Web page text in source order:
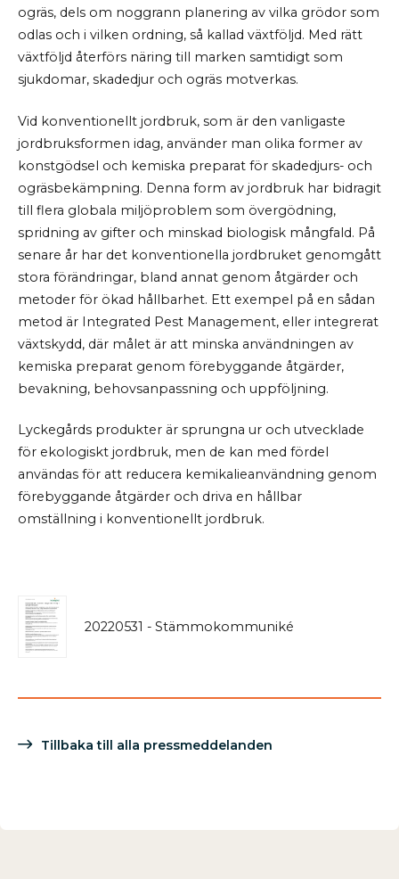
ogräs, dels om noggrann planering av vilka grödor som
odlas och i vilken ordning, så kallad växtföljd. Med rätt
växtföljd återförs näring till marken samtidigt som
sjukdomar, skadedjur och ogräs motverkas.
Vid konventionellt jordbruk, som är den vanligaste
jordbruksformen idag, använder man olika former av
konstgödsel och kemiska preparat för skadedjurs- och
ogräsbekämpning. Denna form av jordbruk har bidragit
till flera globala miljöproblem som övergödning,
spridning av gifter och minskad biologisk mångfald. På
senare år har det konventionella jordbruket genomgått
stora förändringar, bland annat genom åtgärder och
metoder för ökad hållbarhet. Ett exempel på en sådan
metod är Integrated Pest Management, eller integrerat
växtskydd, där målet är att minska användningen av
kemiska preparat genom förebyggande åtgärder,
bevakning, behovsanpassning och uppföljning.
Lyckegårds produkter är sprungna ur och utvecklade
för ekologiskt jordbruk, men de kan med fördel
användas för att reducera kemikalieanvändning genom
förebyggande åtgärder och driva en hållbar
omställning i konventionellt jordbruk.
20220531 - Stämmokommuniké
Tillbaka till alla pressmeddelanden